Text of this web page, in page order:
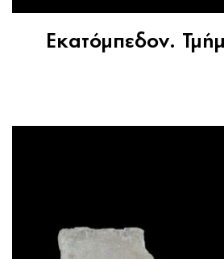
Εκατόμπεδον.